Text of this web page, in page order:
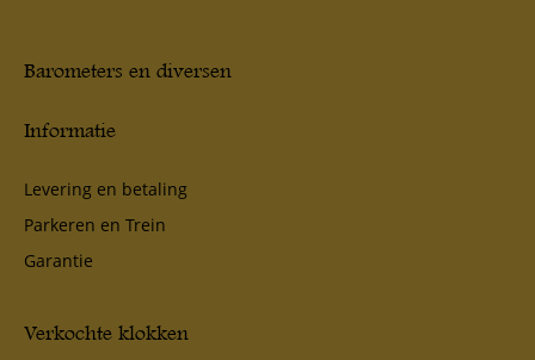
Barometers en diversen
Informatie
Levering en betaling
Parkeren en Trein
Garantie
Verkochte klokken